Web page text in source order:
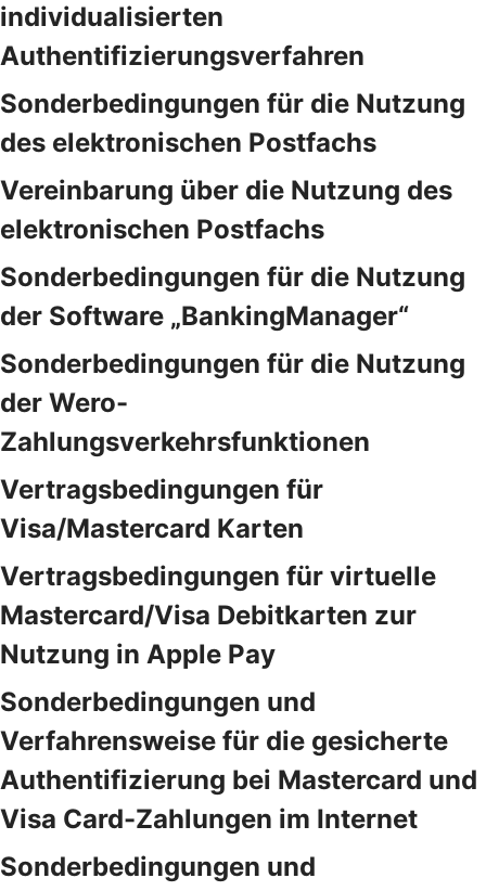
individualisierten
Authentifizierungsverfahren
Sonderbedingungen für die Nutzung
des elektronischen Postfachs
Vereinbarung über die Nutzung des
elektronischen Postfachs
Sonderbedingungen für die Nutzung
der Software „BankingManager“
Sonderbedingungen für die Nutzung
der Wero-
Zahlungsverkehrsfunktionen
Vertragsbedingungen für
Visa/Mastercard Karten
Vertragsbedingungen für virtuelle
Mastercard/Visa Debitkarten zur
Nutzung in Apple Pay
Sonderbedingungen und
Verfahrensweise für die gesicherte
Authentifizierung bei Mastercard und
Visa Card-Zahlungen im Internet
Sonderbedingungen und